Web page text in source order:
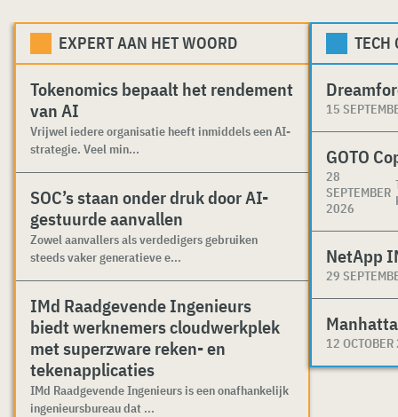
EXPERT AAN HET WOORD
Tokenomics bepaalt het rendement
van AI
Vrijwel iedere organisatie heeft inmiddels een AI-
strategie. Veel min...
SOC’s staan onder druk door AI-
gestuurde aanvallen
Zowel aanvallers als verdedigers gebruiken
steeds vaker generatieve e...
IMd Raadgevende Ingenieurs
biedt werknemers cloudwerkplek
met superzware reken- en
tekenapplicaties
IMd Raadgevende Ingenieurs is een onafhankelijk
ingenieursbureau dat ...
TECH
15
GOTO
28
SEPTEMBER
2026
NetApp
29
12